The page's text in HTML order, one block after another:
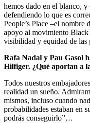
hemos dado en el blanco, y
defendiendo lo que es
People’s Place –el nombre
apoyo al movimiento
visibilidad y equidad de las
Rafa Nadal y Pau Gasol
Hilfiger. ¿Qué aportan a
Todos nuestros
realidad un sueño.
mismos, incluso cuando
probabilidades estaban en
podrás conseguirlo”…